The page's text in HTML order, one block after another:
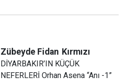
Zübeyde Fidan Kırmızı
DİYARBAKIR’IN KÜÇÜK
NEFERLERİ Orhan Asena “Anı -1”